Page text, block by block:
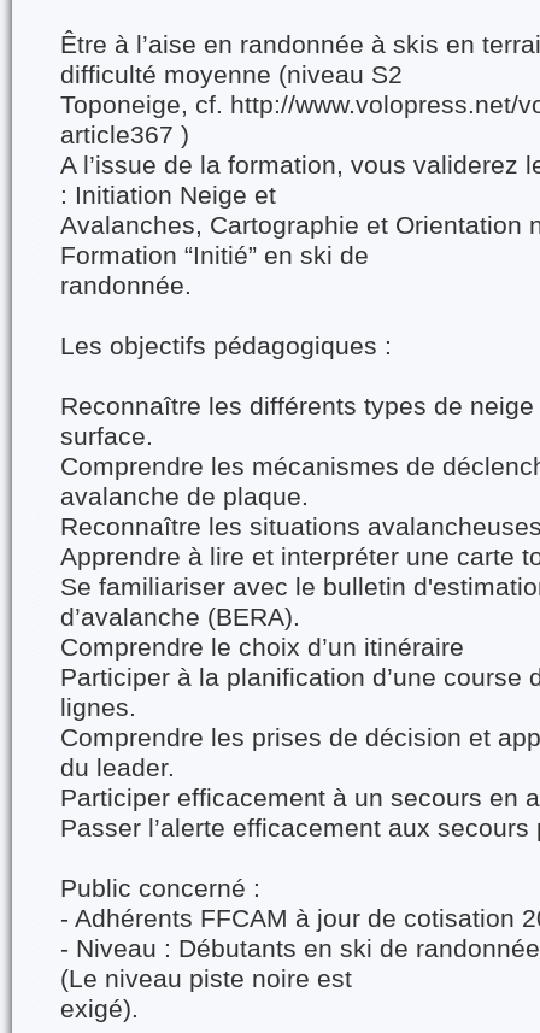
Être à l’aise en randonnée à skis en
difficulté moyenne (niveau S2
Toponeige, cf. http://www.volopress.net/
article367 )
A l’issue de la formation, vous validerez
: Initiation Neige et
Avalanches, Cartographie et Orientation
Formation “Initié” en ski de
randonnée.
Les objectifs pédagogiques :
Reconnaître les différents types de
surface.
Comprendre les mécanismes de
avalanche de plaque.
Reconnaître les situations
Apprendre à lire et interpréter une carte
Se familiariser avec le bulletin
d’avalanche (BERA).
Comprendre le choix d’un itinéraire
Participer à la planification d’une course
lignes.
Comprendre les prises de décision et
du leader.
Participer efficacement à un secours en
Passer l’alerte efficacement aux
Public concerné :
- Adhérents FFCAM à jour de cotisation
- Niveau : Débutants en ski de
(Le niveau piste noire est
exigé).